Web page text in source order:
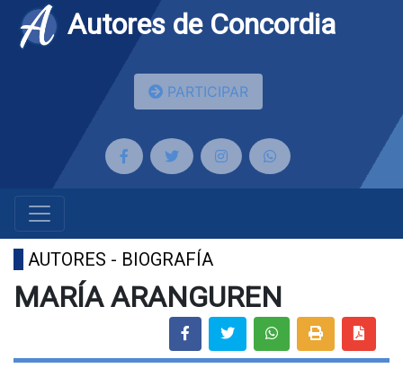
Autores de Concordia
PARTICIPAR
AUTORES - BIOGRAFÍA
MARÍA ARANGUREN